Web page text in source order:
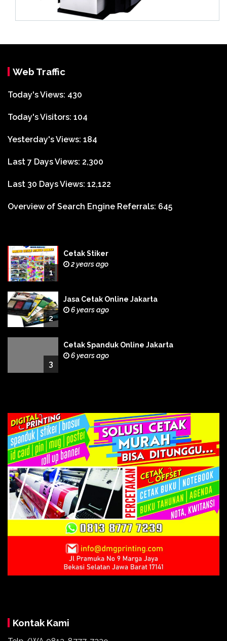
Web Traffic
Today's Views: 430
Today's Visitors: 104
Yesterday's Views: 184
Last 7 Days Views: 2,300
Last 30 Days Views: 12,122
Overview of Search Engine Referrals: 645
1
Cetak Stiker
2 years ago
2
Jasa Cetak Online Jakarta
6 years ago
3
Cetak Spanduk Online Jakarta
6 years ago
Kontak Kami